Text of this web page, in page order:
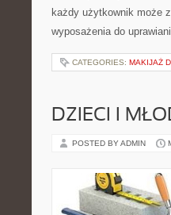
każdy użytkownik może
wyposażenia do
CATEGORIES: MAKIJAŻ
DZIECI I
POSTED BY ADMIN